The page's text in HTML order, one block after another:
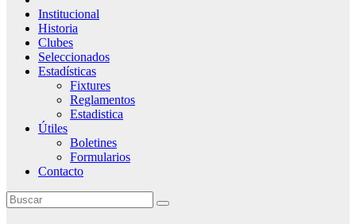
Institucional
Historia
Clubes
Seleccionados
Estadísticas
Fixtures
Reglamentos
Estadistica
Útiles
Boletines
Formularios
Contacto